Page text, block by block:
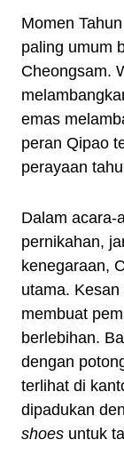
Momen
paling umum
Cheongsam.
emas
peran Qipao
perayaan
Dalam acara-
pernikahan,
kenegaraan,
utama.
membuat
berlebihan.
dengan
terlihat di
dipadukan
shoes untuk